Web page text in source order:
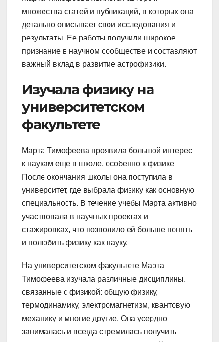
множества статей и публикаций, в которых она
детально описывает свои исследования и
результаты. Ее работы получили широкое
признание в научном сообществе и составляют
важный вклад в развитие астрофизики.
Изучала физику на
университетском
факультете
Марта Тимофеева проявила большой интерес
к наукам еще в школе, особенно к физике.
После окончания школы она поступила в
университет, где выбрала физику как основную
специальность. В течение учебы Марта активно
участвовала в научных проектах и
стажировках, что позволило ей больше понять
и полюбить физику как науку.
На университетском факультете Марта
Тимофеева изучала различные дисциплины,
связанные с физикой: общую физику,
термодинамику, электромагнетизм, квантовую
механику и многие другие. Она усердно
занималась и всегда стремилась получить